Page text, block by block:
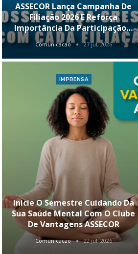
ASSECOR Lança Campanha De
Filiação 2026 E Reforça
Importância Da Participação…
Comunicacao 27 jul, 2026
IMPRENSA
Inicie O Semestre Cuidando Da
Sua Saúde Mental Com O Clube
De Vantagens ASSECOR
Comunicacao 22 jul, 2026